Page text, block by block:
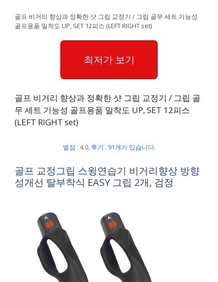
골프 비거리 향상과 정확한 샷 그립 교정기 / 그립 골무 세트 기능성
골프용품 밀착도 UP, SET 12피스 (LEFT RIGHT set)
최저가 보기
골프 비거리 향상과 정확한 샷 그립 교정기 / 그립 골
무 세트 기능성 골프용품 밀착도 UP, SET 12피스
(LEFT RIGHT set)
별점 : 4.0, 후기 : 91개가 있습니다.
골프 교정그립 스윙연습기 비거리향상 방향
성개선 탈부착식 EASY 그립 2개, 검정